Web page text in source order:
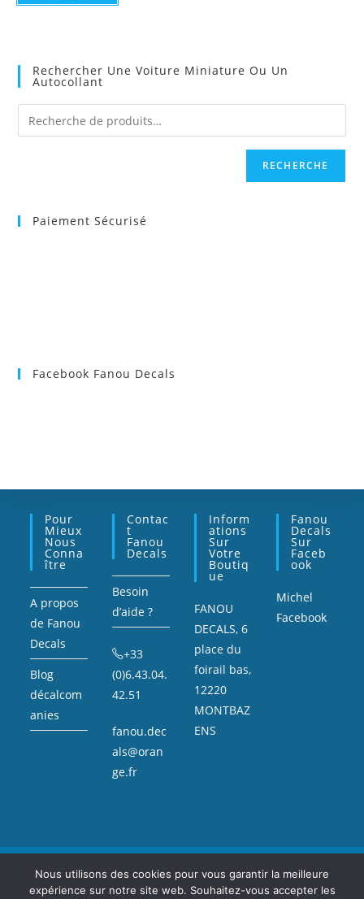
Rechercher Une Voiture Miniature Ou Un
Autocollant
RECHERCHE
Paiement Sécurisé
Facebook Fanou Decals
Pour
Mieux
Nous
Conna
Ître
A propos
de Fanou
Decals
Blog
décalcom
anies
Contac
T
Fanou
Decals
Besoin
d’aide ?
+33
(0)6.43.04.
42.51
fanou.dec
als@oran
ge.fr
Inform
Ations
Sur
Votre
Boutiq
Ue
FANOU
DECALS, 6
place du
foirail bas,
12220
MONTBAZ
ENS
Fanou
Decals
Sur
Faceb
Ook
Michel
Facebook
Copyright Fanou Decals : décalcomanie, voitures miniatures, et petite
Nous utilisons des cookies pour vous garantir la meilleure
expérience sur notre site web. Souhaitez-vous accepter les